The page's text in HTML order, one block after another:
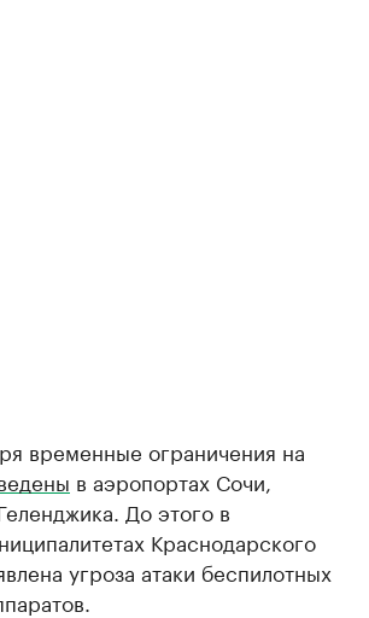
временные ограничения на
в аэропортах Сочи,
До этого в
Краснодарского
угроза атаки беспилотных